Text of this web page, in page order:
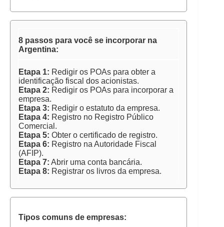
8 passos para você se incorporar na
Argentina:
Etapa 1: Redigir os POAs para obter a
identificação fiscal dos acionistas.
Etapa 2: Redigir os POAs para incorporar a
empresa.
Etapa 3: Redigir o estatuto da empresa.
Etapa 4: Registro no Registro Público
Comercial.
Etapa 5: Obter o certificado de registro.
Etapa 6: Registro na Autoridade Fiscal
(AFIP).
Etapa 7: Abrir uma conta bancária.
Etapa 8: Registrar os livros da empresa.
Tipos comuns de empresas: